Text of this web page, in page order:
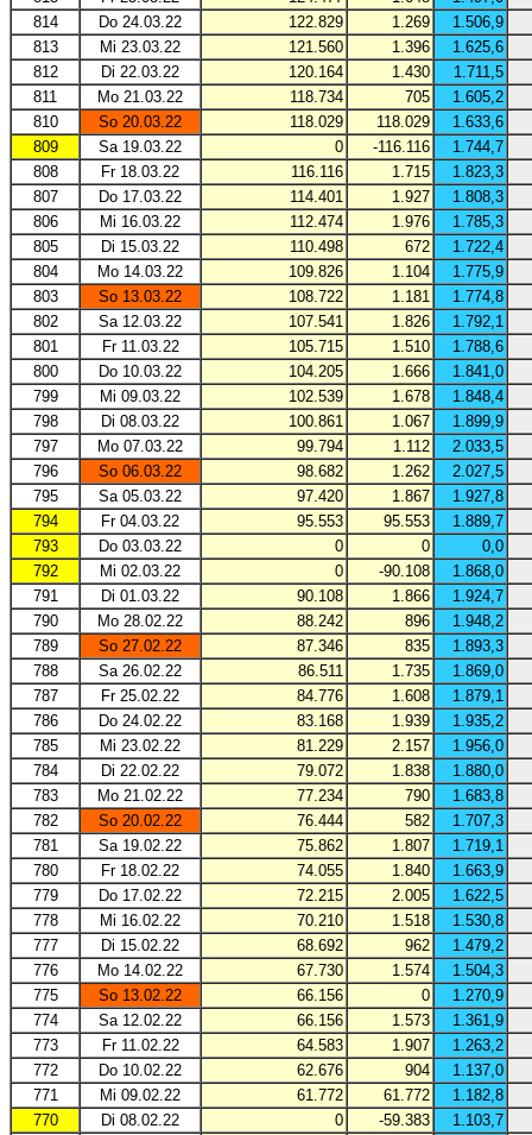
814
Do 24.03.22 122.829 1.269
1.506,9
813
Mi 23.03.22 121.560 1.396
1.625,6
812
Di 22.03.22 120.164 1.430
1.711,5
811
Mo 21.03.22 118.734 705
1.605,2
810
So 20.03.22 118.029 118.029
1.633,6
809
Sa 19.03.22 0 -116.116
1.744,7
808
Fr 18.03.22 116.116 1.715
1.823,3
807
Do 17.03.22 114.401 1.927
1.808,3
806
Mi 16.03.22 112.474 1.976
1.785,3
805
Di 15.03.22 110.498 672
1.722,4
804
Mo 14.03.22 109.826 1.104
1.775,9
803
So 13.03.22 108.722 1.181
1.774,8
802
Sa 12.03.22 107.541 1.826
1.792,1
801
Fr 11.03.22 105.715 1.510
1.788,6
800
Do 10.03.22 104.205 1.666
1.841,0
799
Mi 09.03.22 102.539 1.678
1.848,4
798
Di 08.03.22 100.861 1.067
1.899,9
797
Mo 07.03.22 99.794 1.112
2.033,5
796
So 06.03.22 98.682 1.262
2.027,5
795
Sa 05.03.22 97.420 1.867
1.927,8
794
Fr 04.03.22 95.553 95.553
1.889,7
793
Do 03.03.22 0 0
0,0
792
Mi 02.03.22 0 -90.108
1.868,0
791
Di 01.03.22 90.108 1.866
1.924,7
790
Mo 28.02.22 88.242 896
1.948,2
789
So 27.02.22 87.346 835
1.893,3
788
Sa 26.02.22 86.511 1.735
1.869,0
787
Fr 25.02.22 84.776 1.608
1.879,1
786
Do 24.02.22 83.168 1.939
1.935,2
785
Mi 23.02.22 81.229 2.157
1.956,0
784
Di 22.02.22 79.072 1.838
1.880,0
783
Mo 21.02.22 77.234 790
1.683,8
782
So 20.02.22 76.444 582
1.707,3
781
Sa 19.02.22 75.862 1.807
1.719,1
780
Fr 18.02.22 74.055 1.840
1.663,9
779
Do 17.02.22 72.215 2.005
1.622,5
778
Mi 16.02.22 70.210 1.518
1.530,8
777
Di 15.02.22 68.692 962
1.479,2
776
Mo 14.02.22 67.730 1.574
1.504,3
775
So 13.02.22 66.156 0
1.270,9
774
Sa 12.02.22 66.156 1.573
1.361,9
773
Fr 11.02.22 64.583 1.907
1.263,2
772
Do 10.02.22 62.676 904
1.137,0
771
Mi 09.02.22 61.772 61.772
1.182,8
770
Di 08.02.22 0 -59.383
1.103,7